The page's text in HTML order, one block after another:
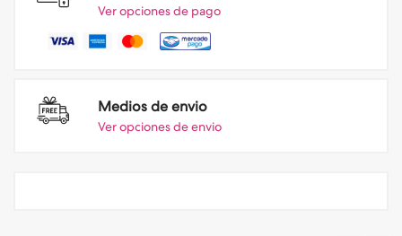
Ver opciones de pago
Medios de envio
Ver opciones de envio